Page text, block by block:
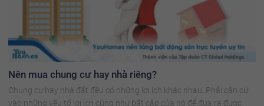
Nên mua chung cư hay nhà riêng?
Chung cư hay nhà đất đều có những lợi ích khác nhau. Phải căn cứ
vào những yếu tố lợi ích cũng như bất cập của nó để đưa ra được